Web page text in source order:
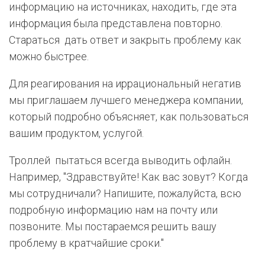
информацию на источниках, находить, где эта
информация была представлена повторно.
Стараться дать ответ и закрыть проблему как
можно быстрее.
Для реагирования на иррациональный негатив
мы приглашаем лучшего менеджера компании,
который подробно объясняет, как пользоваться
вашим продуктом, услугой.
Троллей пытаться всегда выводить офлайн.
Например, "Здравствуйте! Как вас зовут? Когда
мы сотрудничали? Напишите, пожалуйста, всю
подробную информацию нам на почту или
позвоните. Мы постараемся решить вашу
проблему в кратчайшие сроки."